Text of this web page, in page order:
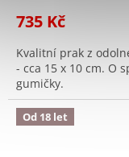
735 Kč
Kvalitní prak z
- cca 15 x 10 cm. O
gumičky.
Od 18 let